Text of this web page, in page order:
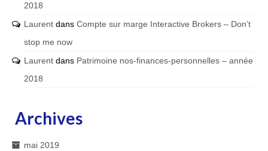
2018
Laurent dans Compte sur marge Interactive Brokers – Don’t
stop me now
Laurent dans Patrimoine nos-finances-personnelles – année
2018
Archives
mai 2019